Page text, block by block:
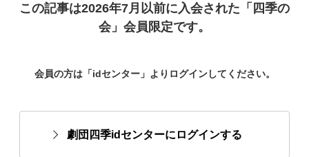
この記事は2026年7月以前に入会された「四季の
会」会員限定です。
会員の方は「idセンター」よりログインしてください。
劇団四季idセンターにログインする